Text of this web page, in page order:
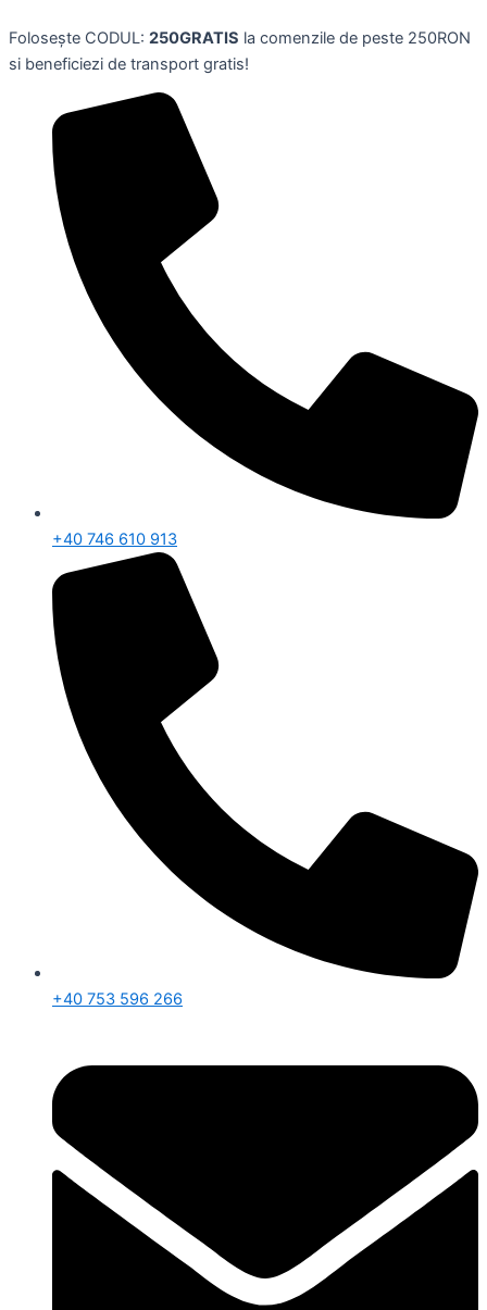
to
content
Folosește CODUL: 250GRATIS la comenzile de peste 250RON
si beneficiezi de transport gratis!
+40 746 610 913
+40 753 596 266